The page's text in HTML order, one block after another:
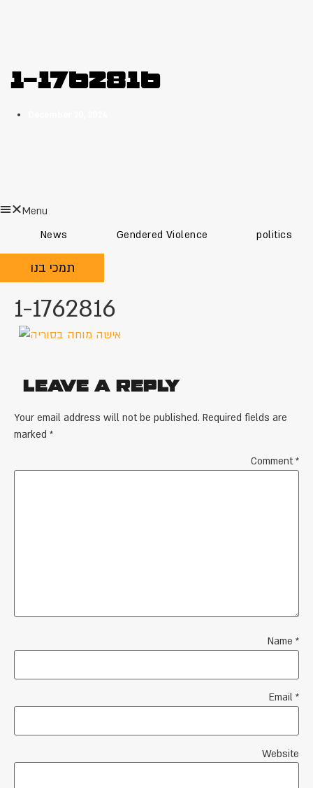
1-1762816
Menu
News
Gendered Violence politics
תמכי בנו
1-1762816
Leave a Reply
Your email address will not be published. Required fields are
marked *
Comment*
Name *
Email *
Website